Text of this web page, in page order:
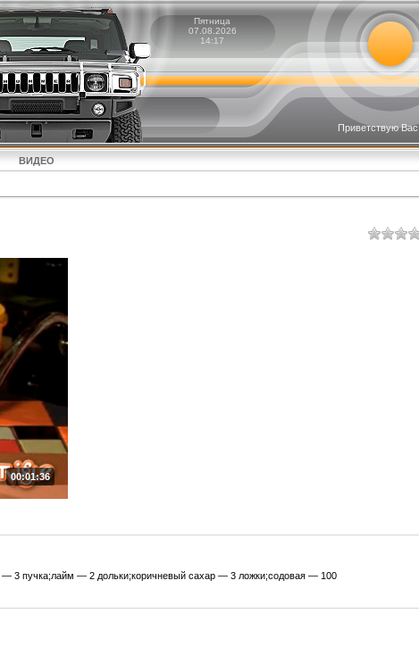
Пятница
07.08.2026
14:17
Приветствую Вас
ВИДЕО
00:01:36
— 3 пучка;лайм — 2 дольки;коричневый сахар — 3 ложки;содовая — 100